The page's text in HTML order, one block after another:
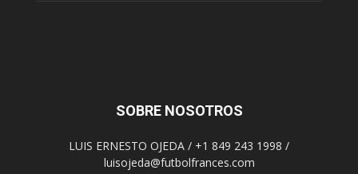
SOBRE NOSOTROS
LUIS ERNESTO OJEDA / +1 849 243 1998 /
luisojeda@futbolfrances.com